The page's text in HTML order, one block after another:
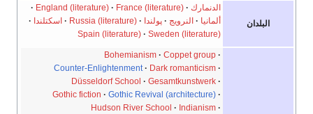
البلدان
الدنمارك England (literature)
France (literature)
ألمانيا
النرويج پولندا Russia (literature)
اسكتلندا
Spain (literature)
Sweden (literature)
Bohemianism
Coppet group
Counter-Enlightenment
Dark romanticism
Düsseldorf School
Gesamtkunstwerk
Gothic fiction
Gothic Revival (architecture)
Hudson River School
Indianism